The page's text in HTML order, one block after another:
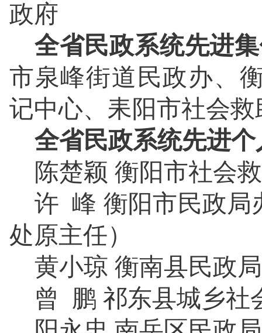
政府
全省民政系统先进
市泉峰街道民政办、
记中心、耒阳市社会
全省民政系统先进个
陈楚颖 衡阳市社会
许 峰 衡阳市民政局
处原主任）
黄小琼 衡南县民政
曾
鹏 祁东县城乡社